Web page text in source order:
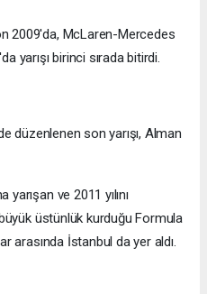
2009'da, McLaren-Mercedes
yarışı birinci sırada bitirdi.
düzenlenen son yarışı, Alman
ve 2011 yılını
üstünlük kurduğu Formula
arasında İstanbul da yer aldı.